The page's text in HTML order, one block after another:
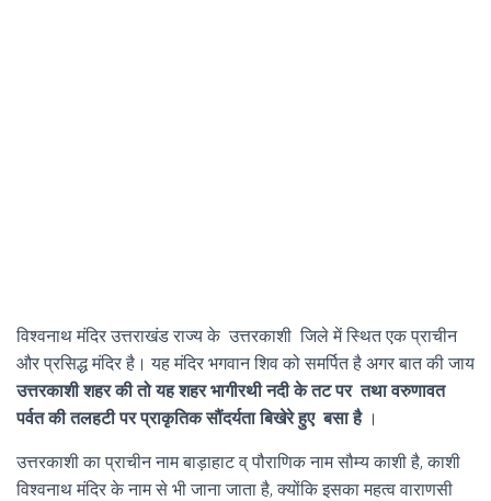
विश्वनाथ मंदिर उत्तराखंड राज्य केउत्तरकाशी जिले में स्थित एक प्राचीन
और प्रसिद्ध मंदिर है। यह मंदिर भगवान शिव को समर्पित है अगर बात की जाय
उत्तरकाशी शहर की तो यह शहर भागीरथी नदी के तट पर तथा वरुणावत
पर्वत की तलहटी पर प्राकृतिक सौंदर्यता बिखेरे हुए बसा है ।
उत्तरकाशी का प्राचीन नाम बाड़ाहाट व् पौराणिक नाम सौम्य काशी है, काशी
विश्वनाथ मंदिर के नाम से भी जाना जाता है, क्योंकि इसका महत्व वाराणसी